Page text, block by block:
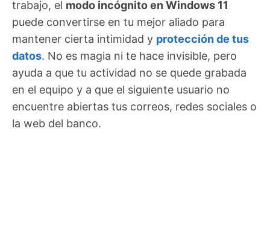
trabajo, el modo incógnito en Windows 11
puede convertirse en tu mejor aliado para
mantener cierta intimidad y protección de tus
datos. No es magia ni te hace invisible, pero
ayuda a que tu actividad no se quede grabada
en el equipo y a que el siguiente usuario no
encuentre abiertas tus correos, redes sociales o
la web del banco.